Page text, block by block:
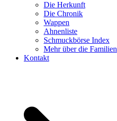
Die Herkunft
Die Chronik
Wappen
Ahnenliste
Schmuckbörse Index
Mehr über die Familien
Kontakt